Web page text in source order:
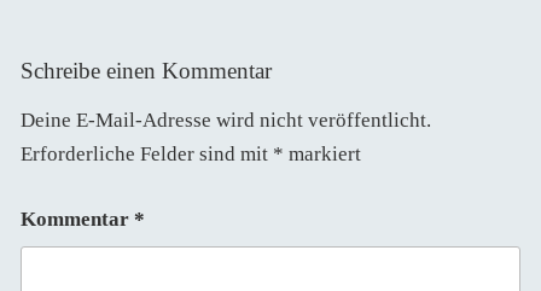
Schreibe einen Kommentar
Deine E-Mail-Adresse wird nicht veröffentlicht.
Erforderliche Felder sind mit * markiert
Kommentar *